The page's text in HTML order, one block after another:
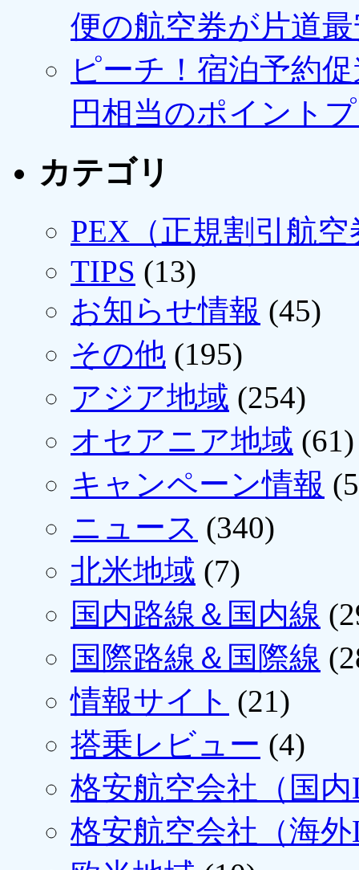
便の航空券が片道最
ピーチ！宿泊予約
円相当のポイント
カテゴリ
PEX（正規割引航空
TIPS (13)
お知らせ情報 (45)
その他 (195)
アジア地域 (254)
オセアニア地域 (61)
キャンペーン情報
ニュース (340)
北米地域 (7)
国内路線＆国内線
国際路線＆国際線
情報サイト (21)
搭乗レビュー (4)
格安航空会社（国
格安航空会社（海